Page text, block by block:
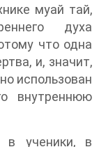
муай тай,
духа
что одна
и, значит,
использован
внутреннюю
в ученики, в